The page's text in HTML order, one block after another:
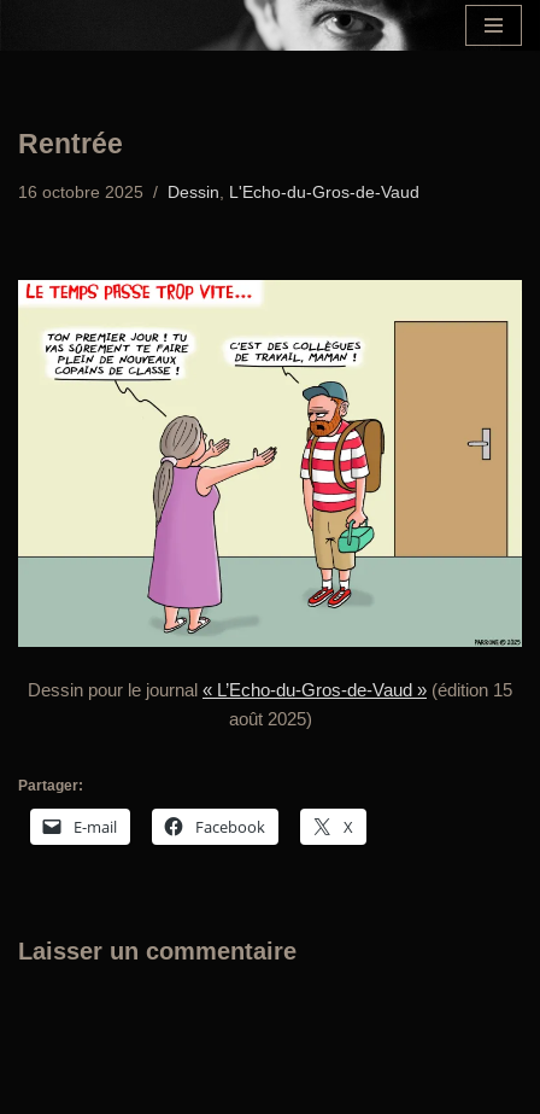
Rentrée
16 octobre 2025 Dessin, L'Echo-du-Gros-de-Vaud
Dessin pour le journal « L’Echo-du-Gros-de-Vaud » (édition 15
août 2025)
Partager:
E-mail Facebook X
Laisser un commentaire